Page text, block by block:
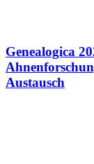
Genealogica
Austausch